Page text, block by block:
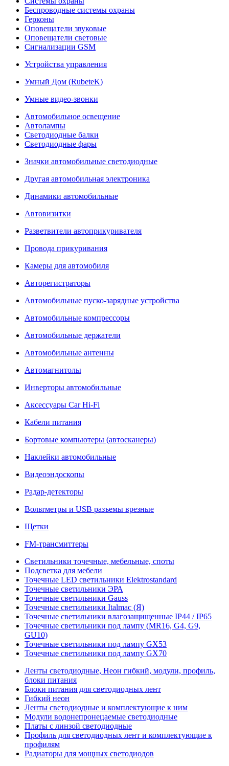
Беспроводные системы охраны
Герконы
Оповещатели звуковые
Оповещатели световые
Сигнализации GSM
Устройства управления
Умный Дом (RubeteK)
Умные видео-звонки
Автомобильное освещение
Автолампы
Светодиодные балки
Светодиодные фары
Значки автомобильные светодиодные
Другая автомобильная электроника
Динамики автомобильные
Автовизитки
Разветвители автоприкуривателя
Провода прикуривания
Камеры для автомобиля
Авторегистраторы
Автомобильные пуско-зарядные устройства
Автомобильные компрессоры
Автомобильные держатели
Автомобильные антенны
Автомагнитолы
Инверторы автомобильные
Аксессуары Car Hi-Fi
Кабели питания
Бортовые компьютеры (автосканеры)
Наклейки автомобильные
Видеоэндоскопы
Радар-детекторы
Вольтметры и USB разъемы врезные
Щетки
FM-трансмиттеры
Светильники точечные, мебельные, споты
Подсветка для мебели
Точечные LED светильники Elektrostandard
Точечные светильники ЭРА
Точечные светильники Gauss
Точечные светильники Italmac (Я)
Точечные светильники влагозащищенные IP44 / IP65
Точечные светильники под лампу (MR16, G4, G9,
GU10)
Точечные светильники под лампу GX53
Точечные светильники под лампу GX70
Ленты светодиодные, Неон гибкий, модули, профиль,
блоки питания
Блоки питания для светодиодных лент
Гибкий неон
Ленты светодиодные и комплектующие к ним
Модули водонепронецаемые светодиодные
Платы с линзой светодиодные
Профиль для светодиодных лент и комплектующие к
профилям
Радиаторы для мощных светодиодов